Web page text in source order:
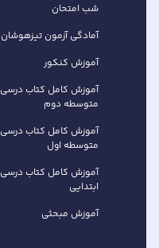
شب امتحان
آمادگی آزمون تیزهوشان
آموزش کنکور
آموزش کامل کتاب‌ درسی
متوسطه دوم
آموزش کامل کتاب‌ درسی
متوسطه اول
آموزش کامل کتاب درسی
ابتدایی
آموزش مبحثی